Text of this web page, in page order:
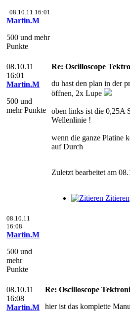
08.10.11 16:01
Martin.M
500 und mehr
Punkte
08.10.11
16:01
Martin.M
500 und
mehr Punkte
Re: Oscilloscope
du hast den plan in der
öffnen, 2x Lupe
oben links ist die 0,25A
Wellenlinie !
wenn die ganze Platine
auf Durch
Zuletzt bearbeitet am
Zitieren
08.10.11
16:08
Martin.M
500 und
mehr
Punkte
08.10.11
16:08
Martin.M
Re: Oscilloscope
hier ist das komplette